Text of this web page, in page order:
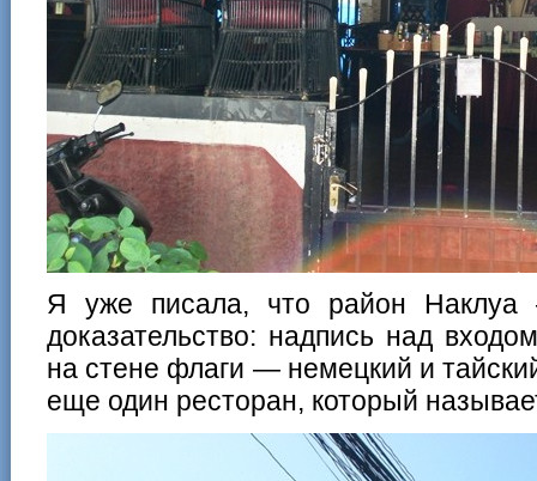
Я уже писала, что район
доказательство: надпись над
на стене флаги — немецкий и
еще один ресторан, который